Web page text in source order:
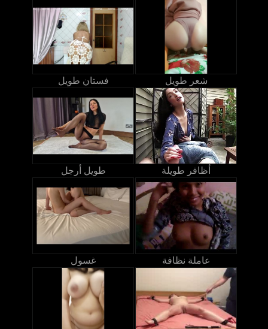
فستان طويل شعر طويل
طويل أرجل أظافر طويلة
غسول عاملة نظافة